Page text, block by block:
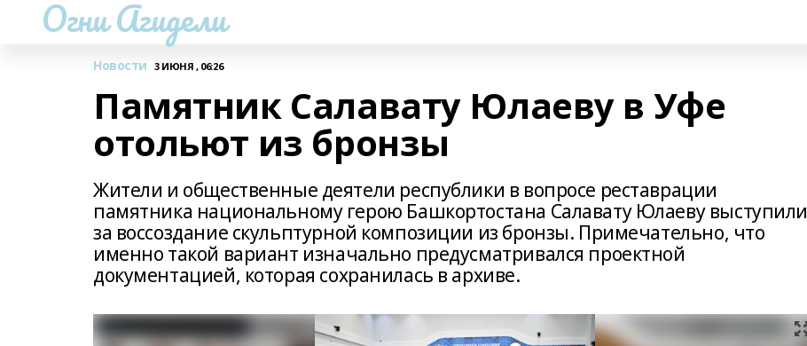
Огни Агидели
Новости 3 ИЮНЯ , 06:26
Памятник Салавату Юлаеву в Уфе
отольют из бронзы
Жители и общественные деятели республики в вопросе реставрации
памятника национальному герою Башкортостана Салавату Юлаеву выступили
за воссоздание скульптурной композиции из бронзы. Примечательно, что
именно такой вариант изначально предусматривался проектной
документацией, которая сохранилась в архиве.